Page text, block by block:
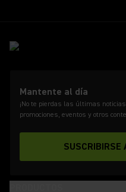
Mantente al día
¡No te pierdas las últimas
promociones, eventos y otros
SUSCRIBIRSE